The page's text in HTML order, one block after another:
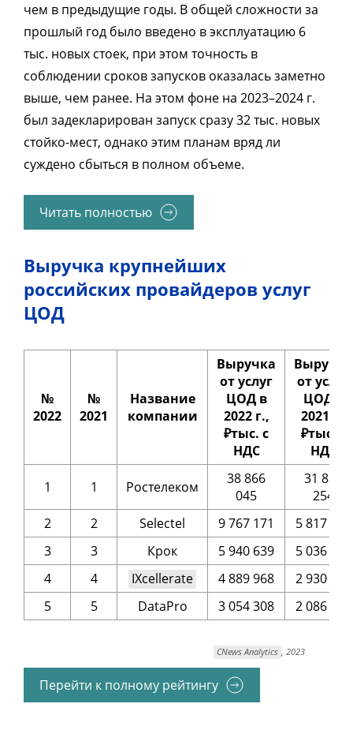
чем в предыдущие годы. В общей сложности за
прошлый год было введено в эксплуатацию 6
тыс. новых стоек, при этом точность в
соблюдении сроков запусков оказалась заметно
выше, чем ранее. На этом фоне на 2023–2024 г.
был задекларирован запуск сразу 32 тыс. новых
стойко-мест, однако этим планам вряд ли
суждено сбыться в полном объеме.
Читать полностью
Выручка крупнейших
российских провайдеров услуг
ЦОД
№
2022
№
2021
Название
компании
Выручка
от услуг
ЦОД в
2022 г.,
₽тыс. с
НДС
Выручка
от услуг
ЦОД в
2021 г.,
₽тыс. с
НДС
1 1 Ростелеком
38 866
045
31 811
254
2
2 Selectel 9 767 171
5 817 580
3
3 Крок 5 940 639
5 036 934
4
4 IXcellerate 4 889 968
2 930 216
5
5 DataPro 3 054 308 2 086 231
CNews Analytics , 2023
Перейти к полному рейтингу